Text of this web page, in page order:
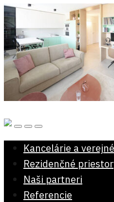
Kancelárie a
Rezidenčné
Naši partneri
Referencie